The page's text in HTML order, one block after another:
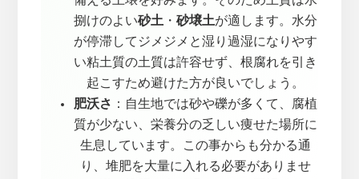
捌けのよい砂土 ・ 砂壌土が適します。水分
が停滞してジメジメと湿り過湿になりやす
い粘土質の土質は許容せず、根腐れを引き
起こすため避けた方が良いでしょう。
肥沃さ ：自生地では砂や礫が多くて、腐植
質が少ない、栄養分の乏しい痩せた場所に
生息しています。この事からも分かる通
り、堆肥を大量に入れる必要がありませ